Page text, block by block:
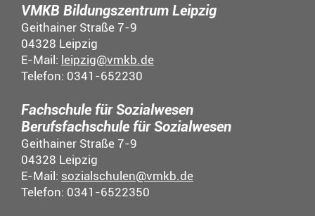
VMKB Bildungszentrum Leipzig
Geithainer Straße 7-9
04328 Leipzig
E-Mail: leipzig@vmkb.de
Telefon: 0341-652230
Fachschule für Sozialwesen
Berufsfachschule für Sozialwesen
Geithainer Straße 7-9
04328 Leipzig
E-Mail: sozialschulen@vmkb.de
Telefon: 0341-6522350